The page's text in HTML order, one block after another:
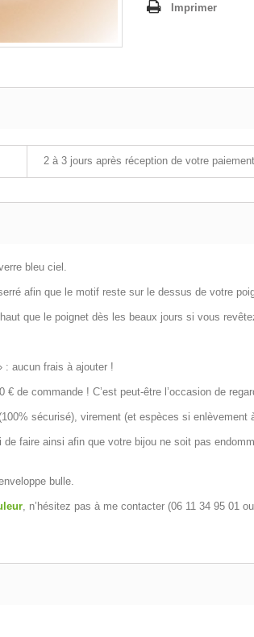
Imprimer
2 à 3 jours après réception de votre paiement
bleu ciel.
afin que le motif reste sur le dessus de votre
que le poignet dès les beaux jours si vous
: aucun frais à ajouter !
€ de commande ! C’est peut-être l’occasion de
sécurisé), virement (et espèces si enlèvement
faire ainsi afin que votre bijou ne soit pas
bulle.
, n’hésitez pas à me contacter (06 11 34 95 01 ou